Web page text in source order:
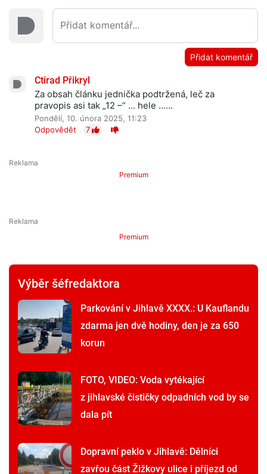
Přidat komentář
Ctirad Přikryl
Za obsah článku jednička podtržená, leč za
pravopis asi tak „12 –“ ... hele ......
Pondělí, 10. února 2025, 11:23
Odpovědět
7
Premium
Premium
Výběr šéfredaktora
Parkování v Jihlavě XXXX.: U Kauflandu
zdarma jen dvě hodiny, den je za 650
korun
FOTO, VIDEO: Voda vytékající
z jihlavské čističky odpadních vod by se
dala pít
Dopravní peklo v Jihlavě: Dělníci
zavřou část Žižkovy ulice i příjezd od